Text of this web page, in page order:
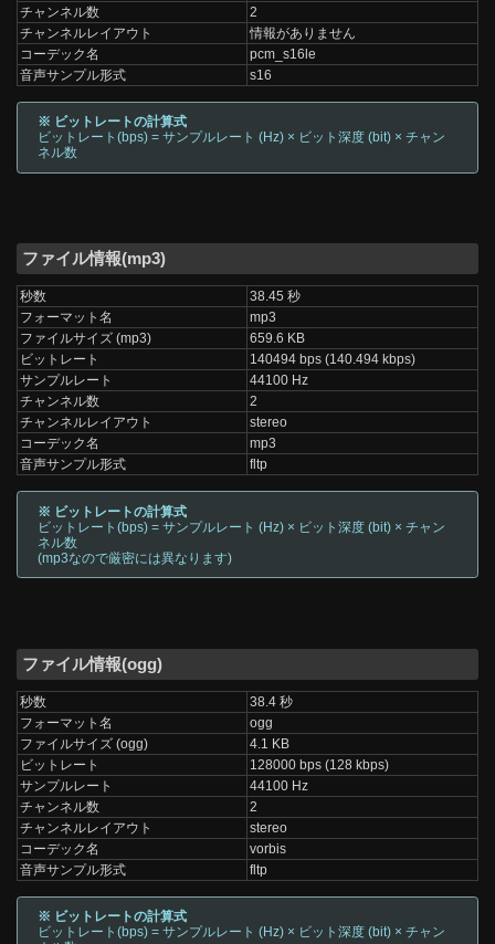
チャンネル数
2
チャンネルレイアウト
情報がありません
コーデック名
pcm_s16le
音声サンプル形式
s16
※ ビットレートの計算式
ビットレート(bps) = サンプルレート (Hz) × ビット深度 (bit) × チャン
ネル数
ファイル情報(mp3)
秒数
38.45 秒
フォーマット名
mp3
ファイルサイズ (mp3)
659.6 KB
ビットレート
140494 bps (140.494 kbps)
サンプルレート
44100 Hz
チャンネル数
2
チャンネルレイアウト
stereo
コーデック名
mp3
音声サンプル形式
fltp
※ ビットレートの計算式
ビットレート(bps) = サンプルレート (Hz) × ビット深度 (bit) × チャン
ネル数
(mp3なので厳密には異なります)
ファイル情報(ogg)
秒数
38.4 秒
フォーマット名
ogg
ファイルサイズ (ogg)
4.1 KB
ビットレート
128000 bps (128 kbps)
サンプルレート
44100 Hz
チャンネル数
2
チャンネルレイアウト
stereo
コーデック名
vorbis
音声サンプル形式
fltp
※ ビットレートの計算式
ビットレート(bps) = サンプルレート (Hz) × ビット深度 (bit) × チャン